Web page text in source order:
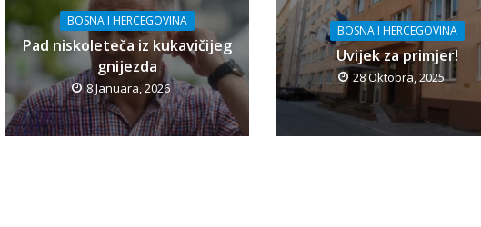
BOSNA I HERCEGOVINA
Pad niskoleteča iz kukavičijeg
gnijezda
8 Januara, 2026
BOSNA I HERCEGOVINA
Uvijek za primjer!
28 Oktobra, 2025